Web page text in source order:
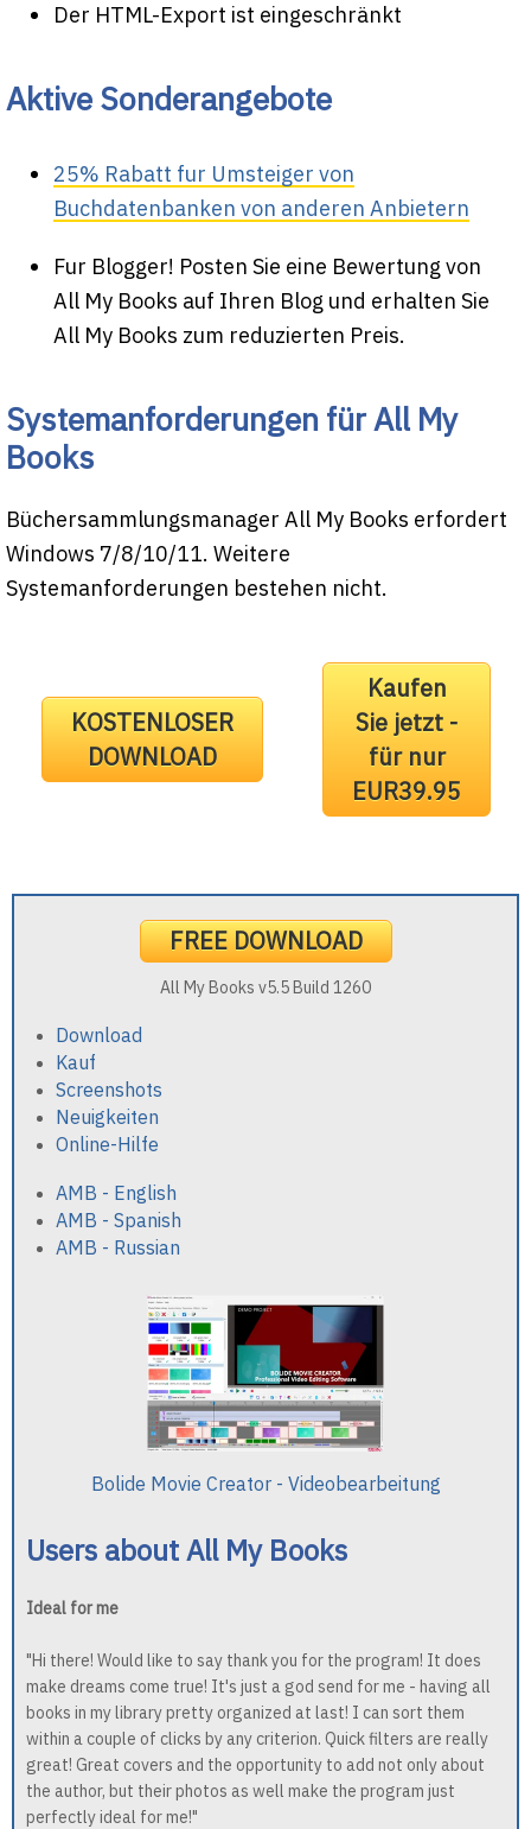
Der HTML-Export ist eingeschränkt
Aktive Sonderangebote
25% Rabatt fur Umsteiger von
Buchdatenbanken von anderen Anbietern
Fur Blogger! Posten Sie eine Bewertung von
All My Books auf Ihren Blog und erhalten Sie
All My Books zum reduzierten Preis.
Systemanforderungen für All My
Books
Büchersammlungsmanager All My Books erfordert
Windows 7/8/10/11. Weitere
Systemanforderungen bestehen nicht.
KOSTENLOSER
DOWNLOAD
Kaufen
Sie jetzt -
für nur
EUR39.95
FREE DOWNLOAD
All My Books v5.5 Build 1260
Download
Kauf
Screenshots
Neuigkeiten
Online-Hilfe
AMB - English
AMB - Spanish
AMB - Russian
Bolide Movie Creator - Videobearbeitung
Users about All My Books
Ideal for me
"Hi there! Would like to say thank you for the program! It does
make dreams come true! It's just a god send for me - having all
books in my library pretty organized at last! I can sort them
within a couple of clicks by any criterion. Quick filters are really
great! Great covers and the opportunity to add not only about
the author, but their photos as well make the program just
perfectly ideal for me!"